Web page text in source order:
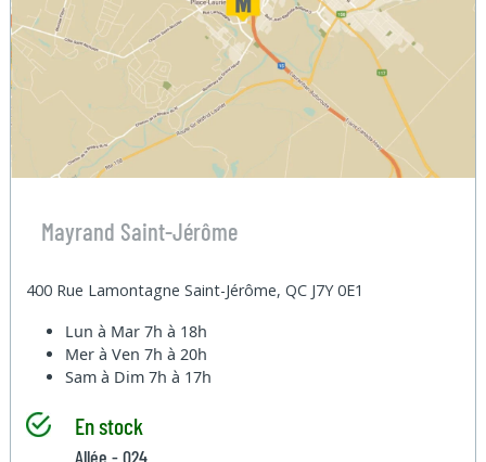
Mayrand Saint-Jérôme
400 Rue Lamontagne Saint-Jérôme, QC J7Y 0E1
Lun à Mar7h à 18h
Mer à Ven7h à 20h
Sam à Dim7h à 17h
En stock
Allée - 024